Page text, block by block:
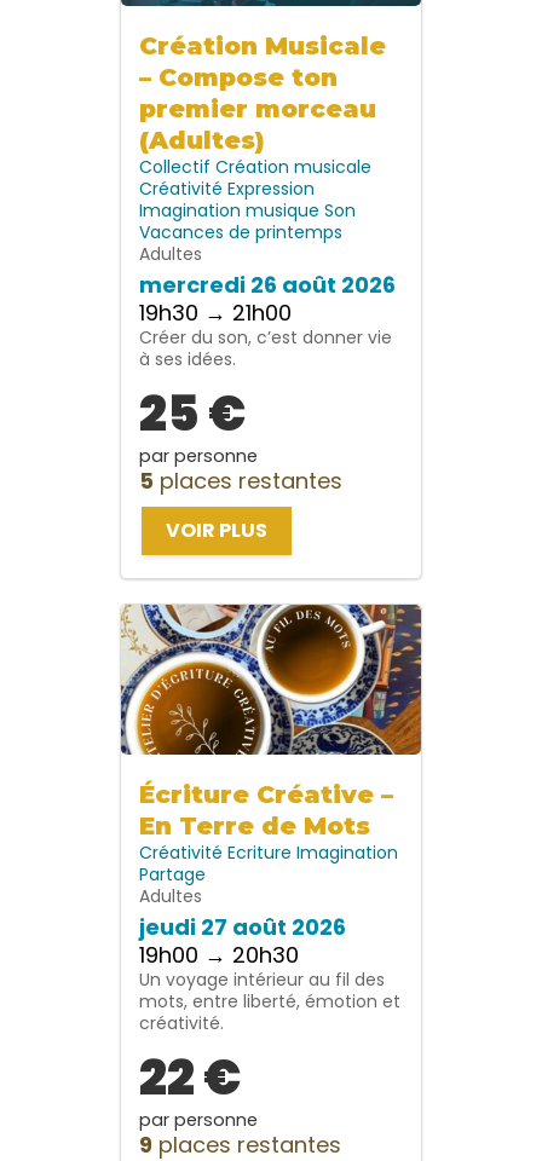
Création Musicale
– Compose ton
premier morceau
(Adultes)
Collectif Création musicale
Créativité Expression
Imagination musique Son
Vacances de printemps
Adultes
mercredi 26 août 2026
19h30 → 21h00
Créer du son, c’est donner vie
à ses idées.
25 €
par personne
5 places restantes
VOIR PLUS
Écriture Créative –
En Terre de Mots
Créativité Ecriture Imagination
Partage
Adultes
jeudi 27 août 2026
19h00 → 20h30
Un voyage intérieur au fil des
mots, entre liberté, émotion et
créativité.
22 €
par personne
9 places restantes